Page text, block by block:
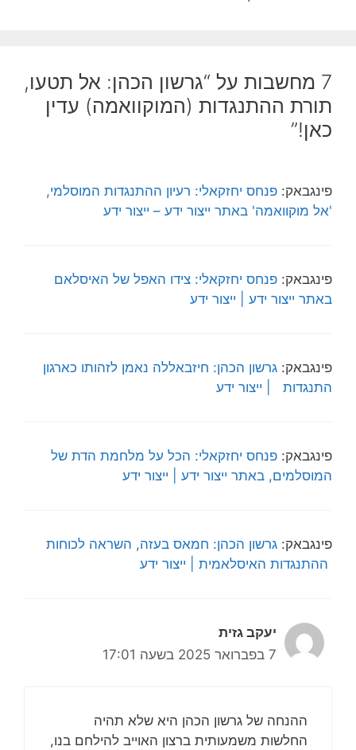
7 מחשבות על “גרשון הכהן: אל תטעו,
תורת ההתנגדות (המוקוואמה) עדין
כאן!”
פינגבאק: פנחס יחזקאלי: רעיון ההתנגדות המוסלמי,
'אל מוקוואמה' באתר ייצור ידע – ייצור ידע
פינגבאק: פנחס יחזקאלי: צידו האפל של האיסלאם
באתר ייצור ידע | ייצור ידע
פינגבאק: גרשון הכהן: חיזבאללה נאמן לזהותו כארגון
התנגדות | ייצור ידע
פינגבאק: פנחס יחזקאלי: הכל על מלחמת הדת של
המוסלמים, באתר ייצור ידע | ייצור ידע
פינגבאק: גרשון הכהן: חמאס בעזה, השראה לכוחות
ההתנגדות האיסלאמית | ייצור ידע
יעקב גזית
7 בפברואר 2025 בשעה 17:01
ההנחה של גרשון הכהן היא שלא תהיה
החלשות משמעותית ברצון האוייב להילחם בנו,